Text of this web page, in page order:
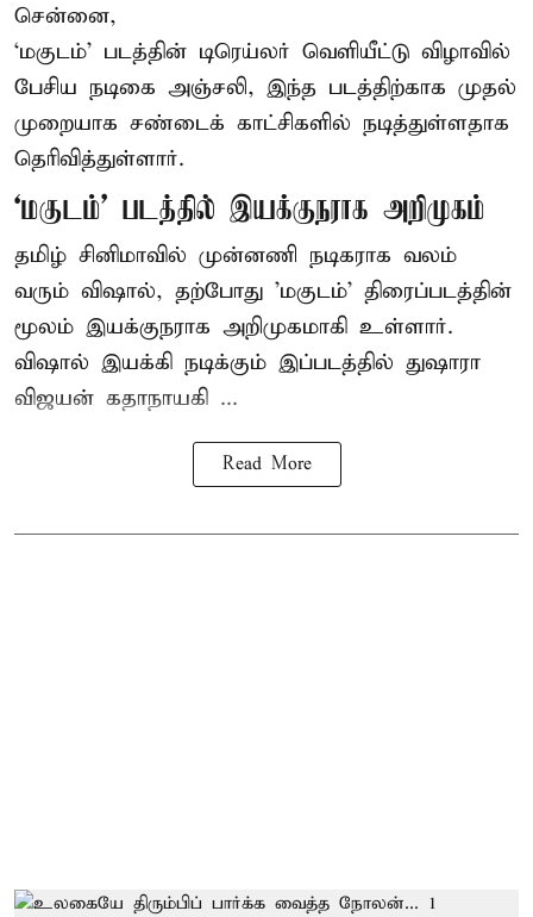
சென்னை,
‘மகுடம்’ படத்தின் டிரெய்லர் வெளியீட்டு விழாவில்
பேசிய நடிகை அஞ்சலி, இந்த படத்திற்காக முதல்
முறையாக சண்டைக் காட்சிகளில் நடித்துள்ளதாக
தெரிவித்துள்ளார்.
‘மகுடம்’ படத்தில் இயக்குநராக அறிமுகம்
தமிழ் சினிமாவில் முன்னணி நடிகராக வலம்
வரும் விஷால், தற்போது 'மகுடம்' திரைப்படத்தின்
மூலம் இயக்குநராக அறிமுகமாகி உள்ளார்.
விஷால் இயக்கி நடிக்கும் இப்படத்தில் துஷாரா
விஜயன் கதாநாயகி ...
Read More